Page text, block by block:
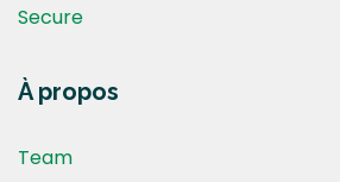
Secure
À propos
Team